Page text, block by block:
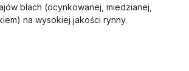
blach (ocynkowanej, miedzianej,
na wysokiej jakości rynny.